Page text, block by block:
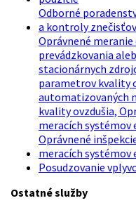
Odborné
a kontroly
Oprávnené
prevádzkovania
stacionárnych
parametrov kvality
automatizovaných
kvality ovzdušia,
meracích systémov
Oprávnené
meracích systémov
Posudzovanie
Ostatné služby